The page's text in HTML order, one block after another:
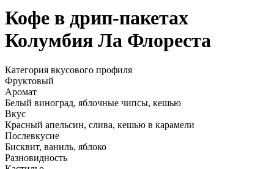
Кофе в дрип-пакетах
Колумбия Ла Флореста
Категория вкусового профиля
Фруктовый
Аромат
Белый виноград, яблочные чипсы, кешью
Вкус
Красный апельсин, слива, кешью в карамели
Послевкусие
Бисквит, ваниль, яблоко
Разновидность